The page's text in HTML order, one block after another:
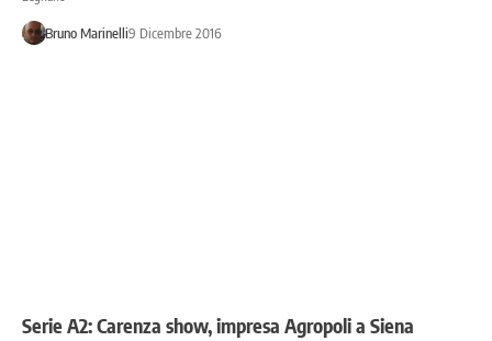
Bruno Marinelli9 Dicembre 2016
Serie A2: Carenza show, impresa Agropoli a Siena